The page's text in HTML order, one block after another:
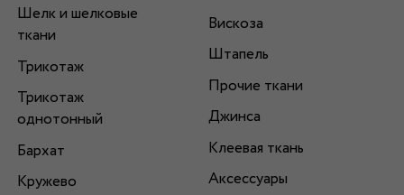
Шелк и шелковые
ткани
Трикотаж
Трикотаж
однотонный
Бархат
Кружево
Вискоза
Штапель
Прочие ткани
Джинса
Клеевая ткань
Аксессуары